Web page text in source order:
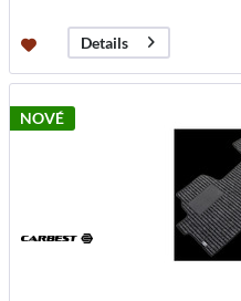
Details
NOVÉ